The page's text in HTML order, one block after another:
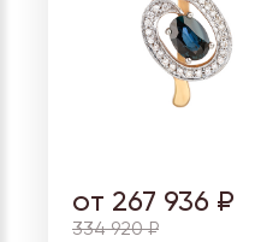
от 267 936 ₽
334 920 ₽